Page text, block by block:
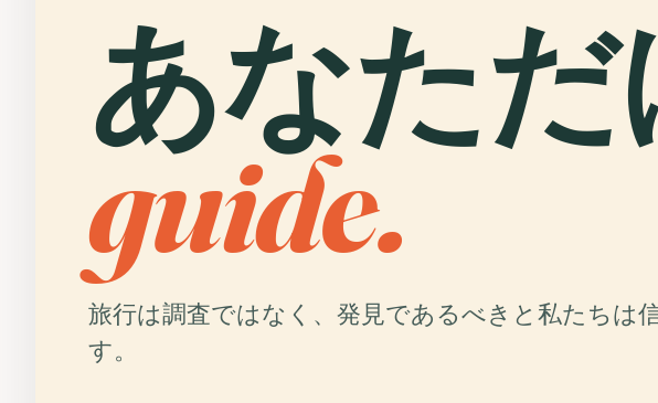
あなた
guide.
旅行は調査ではなく、発見であるべきと私たちは
す。